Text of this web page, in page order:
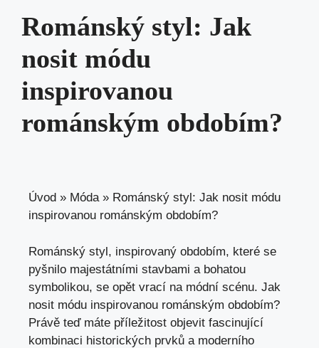
Románský styl: Jak
nosit módu
inspirovanou
románským obdobím?
Úvod » Móda» Románský styl: Jak nosit módu
inspirovanou románským obdobím?
Románský styl, inspirovaný obdobím, které se
pyšnilo majestátními stavbami a bohatou
symbolikou, se opět vrací na módní scénu. Jak
nosit módu inspirovanou románským obdobím?
Právě teď máte příležitost objevit fascinující
kombinaci historických prvků a moderního